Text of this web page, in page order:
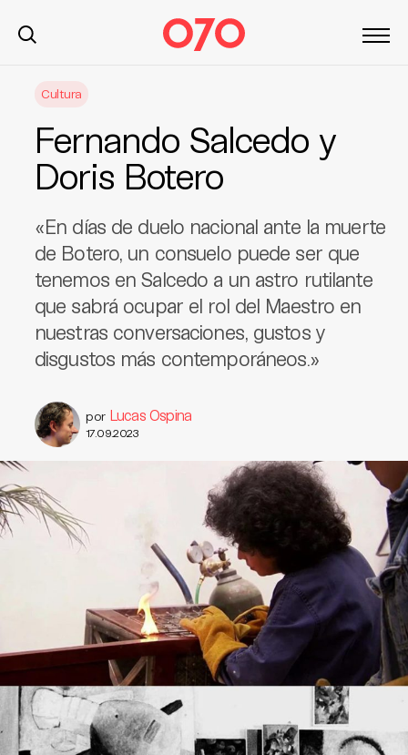
Cultura
Fernando Salcedo y
Doris Botero
«En días de duelo nacional ante la muerte
de Botero, un consuelo puede ser que
tenemos en Salcedo a un astro rutilante
que sabrá ocupar el rol del Maestro en
nuestras conversaciones, gustos y
disgustos más contemporáneos.»
por Lucas Ospina
17.09.2023